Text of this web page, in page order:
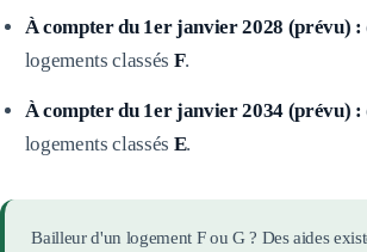
À compter du 1er janvier 2028 (prévu) :
logements classés F.
À compter du 1er janvier 2034 (prévu) :
logements classés E.
Bailleur d'un logement F ou G ? Des aides